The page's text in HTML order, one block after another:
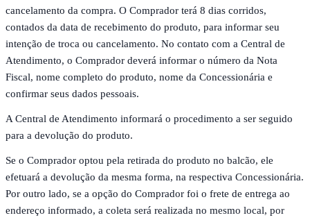
cancelamento da compra. O Comprador terá 8 dias corridos,
contados da data de recebimento do produto, para informar seu
intenção de troca ou cancelamento. No contato com a Central de
Atendimento, o Comprador deverá informar o número da Nota
Fiscal, nome completo do produto, nome da Concessionária e
confirmar seus dados pessoais.
A Central de Atendimento informará o procedimento a ser seguido
para a devolução do produto.
Se o Comprador optou pela retirada do produto no balcão, ele
efetuará a devolução da mesma forma, na respectiva Concessionária.
Por outro lado, se a opção do Comprador foi o frete de entrega ao
endereço informado, a coleta será realizada no mesmo local, por